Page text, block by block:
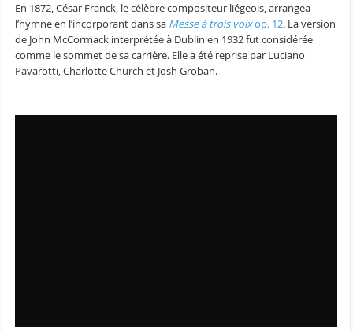
En 1872, César Franck, le célèbre compositeur liégeois, arrangea
l’hymne en l’incorporant dans sa Messe à trois voixop. 12. La version
de John McCormack interprétée à Dublin en 1932 fut considérée
comme le sommet de sa carrière. Elle a été reprise par Luciano
Pavarotti, Charlotte Church et Josh Groban.